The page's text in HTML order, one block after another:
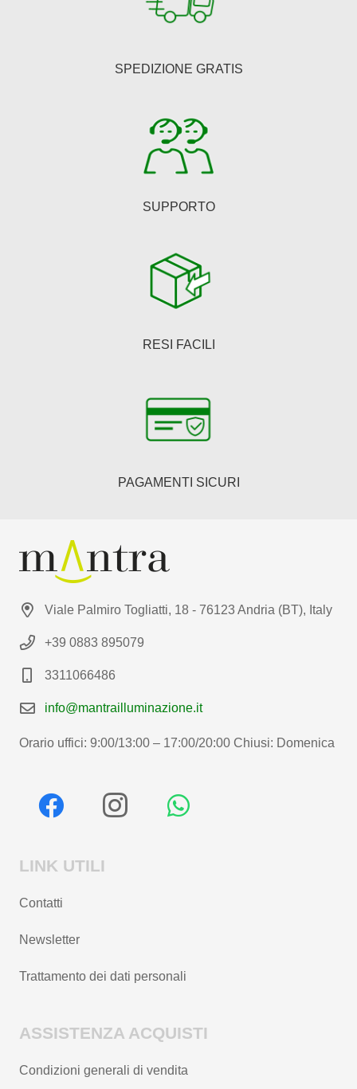
opzioni
pagina
prodotto
SPEDIZIONE GRATIS
SUPPORTO
RESI FACILI
PAGAMENTI SICURI
Viale Palmiro Togliatti, 18 - 76123 Andria (BT), Italy
+39 0883 895079
3311066486
info@mantrailluminazione.it
Orario uffici: 9:00/13:00 – 17:00/20:00 Chiusi: Domenica
LINK UTILI
Contatti
Newsletter
Trattamento dei dati personali
ASSISTENZA ACQUISTI
Condizioni generali di vendita